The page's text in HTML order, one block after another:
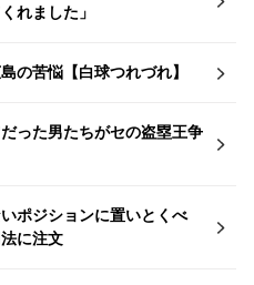
れました」
の苦悩【白球つれづれ】
った男たちがセの盗塁王争
ポジションに置いとくべ
に注文